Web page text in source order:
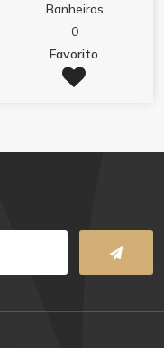
Banheiros
0
Favorito